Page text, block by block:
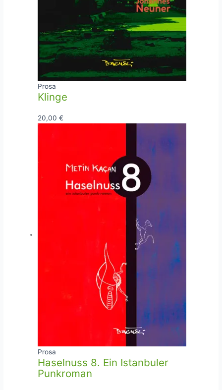
Prosa
Klinge
20,00 €
Prosa
Haselnuss 8. Ein Istanbuler
Punkroman